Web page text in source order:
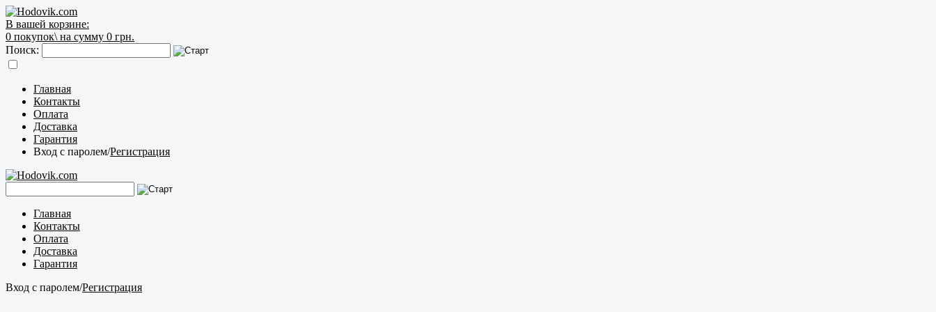
В вашей корзине:
0 покупок\ на сумму 0 грн.
Поиск:
Главная
Контакты
Оплата
Доставка
Гарантия
Вход с паролем/Регистрация
Главная
Контакты
Оплата
Доставка
Гарантия
Вход с паролем/Регистрация